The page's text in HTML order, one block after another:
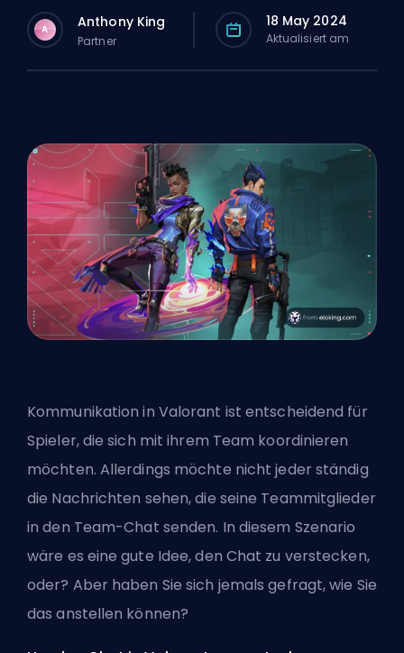
A Anthony King
Partner
18 May 2024
Aktualisiert am
Kommunikation in Valorant ist entscheidend für
Spieler, die sich mit ihrem Team koordinieren
möchten. Allerdings möchte nicht jeder ständig
die Nachrichten sehen, die seine Teammitglieder
in den Team-Chat senden. In diesem Szenario
wäre es eine gute Idee, den Chat zu verstecken,
oder? Aber haben Sie sich jemals gefragt, wie Sie
das anstellen können?